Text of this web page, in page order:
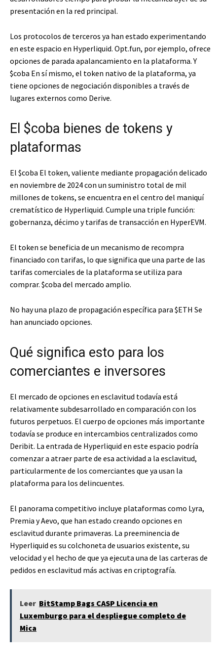
presentación en la red principal.
Los protocolos de terceros ya han estado experimentando
en este espacio en Hyperliquid. Opt.fun, por ejemplo, ofrece
opciones de parada apalancamiento en la plataforma. Y
$coba En sí mismo, el token nativo de la plataforma, ya
tiene opciones de negociación disponibles a través de
lugares externos como Derive.
El $coba bienes de tokens y
plataformas
El $coba El token, valiente mediante propagación delicado
en noviembre de 2024 con un suministro total de mil
millones de tokens, se encuentra en el centro del maniquí
crematístico de Hyperliquid. Cumple una triple función:
gobernanza, décimo y tarifas de transacción en HyperEVM.
El token se beneficia de un mecanismo de recompra
financiado con tarifas, lo que significa que una parte de las
tarifas comerciales de la plataforma se utiliza para
comprar. $coba del mercado amplio.
No hay una plazo de propagación específica para $ETH Se
han anunciado opciones.
Qué significa esto para los
comerciantes e inversores
El mercado de opciones en esclavitud todavía está
relativamente subdesarrollado en comparación con los
futuros perpetuos. El cuerpo de opciones más importante
todavía se produce en intercambios centralizados como
Deribit. La entrada de Hyperliquid en este espacio podría
comenzar a atraer parte de esa actividad a la esclavitud,
particularmente de los comerciantes que ya usan la
plataforma para los delincuentes.
El panorama competitivo incluye plataformas como Lyra,
Premia y Aevo, que han estado creando opciones en
esclavitud durante primaveras. La preeminencia de
Hyperliquid es su colchoneta de usuarios existente, su
velocidad y el hecho de que ya ejecuta una de las carteras de
pedidos en esclavitud más activas en criptografía.
Leer BitStamp Bags CASP Licencia en
Luxemburgo para el despliegue completo de
Mica